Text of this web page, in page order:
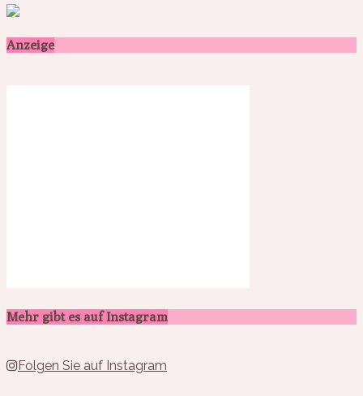
Anzeige
Mehr gibt es auf Instagram
Folgen Sie auf Instagram